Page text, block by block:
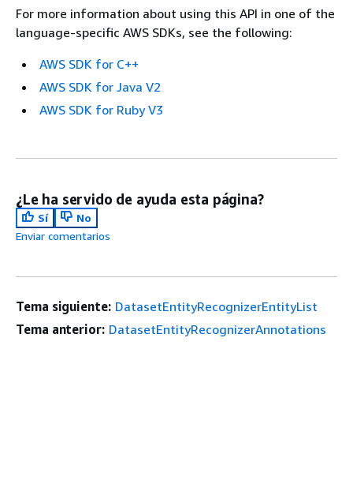
For more information about using this API in one of the
language-specific AWS SDKs, see the following:
AWS SDK for C++
AWS SDK for Java V2
AWS SDK for Ruby V3
¿Le ha servido de ayuda esta página?
Sí
No
Enviar comentarios
Tema siguiente: DatasetEntityRecognizerEntityList
Tema anterior: DatasetEntityRecognizerAnnotations